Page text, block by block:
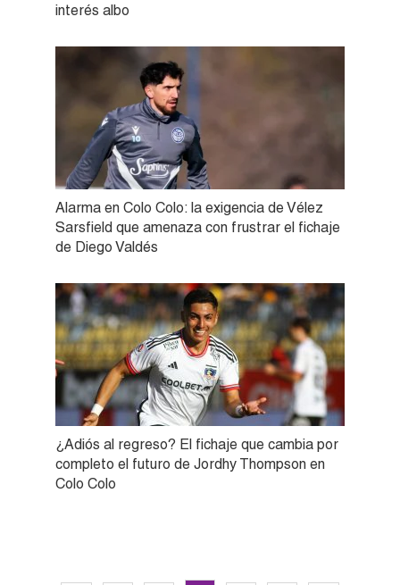
interés albo
Alarma en Colo Colo: la exigencia de Vélez
Sarsfield que amenaza con frustrar el fichaje
de Diego Valdés
¿Adiós al regreso? El fichaje que cambia por
completo el futuro de Jordhy Thompson en
Colo Colo